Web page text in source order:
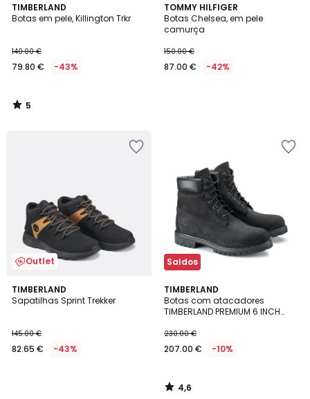
TIMBERLAND
Botas em pele, Killington Trkr
140.00 €
79.80 € -43%
5
/
5
/
TOMMY HILFIGER
Botas Chelsea, em pele
camurça
150.00 €
87.00 € -42%
Outlet
TIMBERLAND
Sapatilhas Sprint Trekker
145.00 €
82.65 € -43%
Saldos
TIMBERLAND
Botas com atacadores
TIMBERLAND PREMIUM 6 INCH
230.00 €
207.00 € -10%
4,6
/ 5
4,6
/